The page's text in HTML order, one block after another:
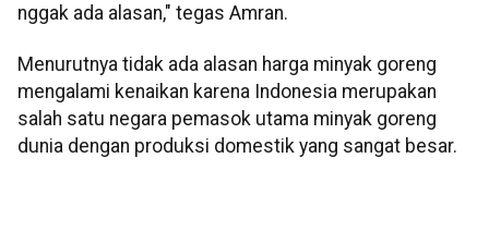
nggak ada alasan," tegas Amran.
Menurutnya tidak ada alasan harga minyak goreng
mengalami kenaikan karena Indonesia merupakan
salah satu negara pemasok utama minyak goreng
dunia dengan produksi domestik yang sangat besar.